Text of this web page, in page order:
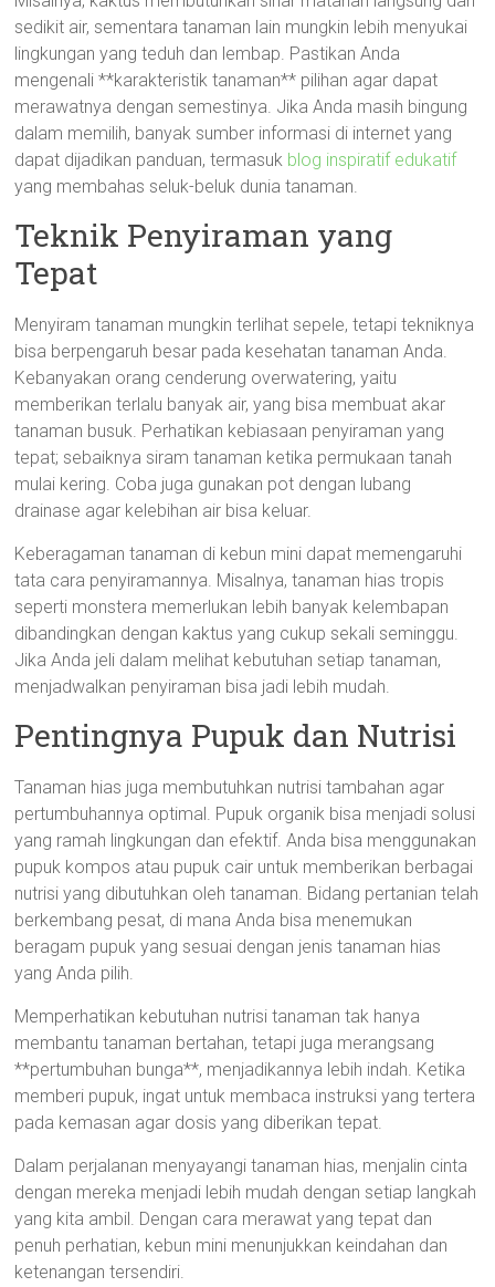
sedikit air, sementara tanaman lain mungkin lebih menyukai
lingkungan yang teduh dan lembap. Pastikan Anda
mengenali **karakteristik tanaman** pilihan agar dapat
merawatnya dengan semestinya. Jika Anda masih bingung
dalam memilih, banyak sumber informasi di internet yang
dapat dijadikan panduan, termasuk blog inspiratif edukatif
yang membahas seluk-beluk dunia tanaman.
Teknik Penyiraman yang
Tepat
Menyiram tanaman mungkin terlihat sepele, tetapi tekniknya
bisa berpengaruh besar pada kesehatan tanaman Anda.
Kebanyakan orang cenderung overwatering, yaitu
memberikan terlalu banyak air, yang bisa membuat akar
tanaman busuk. Perhatikan kebiasaan penyiraman yang
tepat; sebaiknya siram tanaman ketika permukaan tanah
mulai kering. Coba juga gunakan pot dengan lubang
drainase agar kelebihan air bisa keluar.
Keberagaman tanaman di kebun mini dapat memengaruhi
tata cara penyiramannya. Misalnya, tanaman hias tropis
seperti monstera memerlukan lebih banyak kelembapan
dibandingkan dengan kaktus yang cukup sekali seminggu.
Jika Anda jeli dalam melihat kebutuhan setiap tanaman,
menjadwalkan penyiraman bisa jadi lebih mudah.
Pentingnya Pupuk dan Nutrisi
Tanaman hias juga membutuhkan nutrisi tambahan agar
pertumbuhannya optimal. Pupuk organik bisa menjadi solusi
yang ramah lingkungan dan efektif. Anda bisa menggunakan
pupuk kompos atau pupuk cair untuk memberikan berbagai
nutrisi yang dibutuhkan oleh tanaman. Bidang pertanian telah
berkembang pesat, di mana Anda bisa menemukan
beragam pupuk yang sesuai dengan jenis tanaman hias
yang Anda pilih.
Memperhatikan kebutuhan nutrisi tanaman tak hanya
membantu tanaman bertahan, tetapi juga merangsang
**pertumbuhan bunga**, menjadikannya lebih indah. Ketika
memberi pupuk, ingat untuk membaca instruksi yang tertera
pada kemasan agar dosis yang diberikan tepat.
Dalam perjalanan menyayangi tanaman hias, menjalin cinta
dengan mereka menjadi lebih mudah dengan setiap langkah
yang kita ambil. Dengan cara merawat yang tepat dan
penuh perhatian, kebun mini menunjukkan keindahan dan
ketenangan tersendiri.